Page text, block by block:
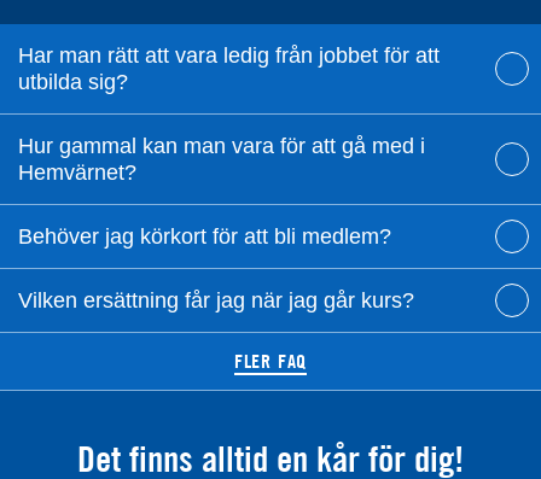
Har man rätt att vara ledig från jobbet för att
utbilda sig?
Hur gammal kan man vara för att gå med i
Hemvärnet?
Behöver jag körkort för att bli medlem?
Vilken ersättning får jag när jag går kurs?
FLER FAQ
Det finns alltid en kår för dig!